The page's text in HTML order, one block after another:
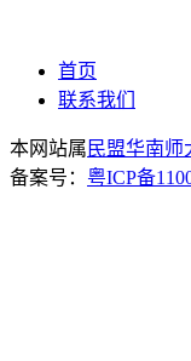
首页
联系我们
本网站属 民盟华南师
备案号： 粤ICP备